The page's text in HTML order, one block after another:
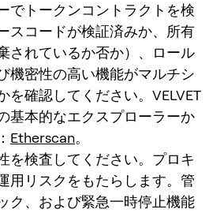
でトークンコントラクトを検
スコードが検証済みか、所有
されているか否か）、ロール
機密性の高い機能がマルチシ
を確認してください。VELVET
基本的なエクスプローラーか
Etherscan。
を検査してください。プロキ
用リスクをもたらします。管
ク、および緊急一時停止機能